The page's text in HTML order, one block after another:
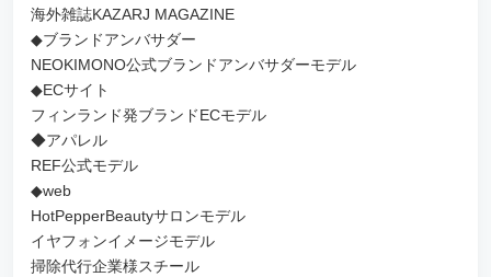
海外雑誌KAZARJ MAGAZINE
◆ブランドアンバサダー
NEOKIMONO公式ブランドアンバサダーモデル
◆ECサイト
フィンランド発ブランドECモデル
◆アパレル
REF公式モデル
◆web
HotPepperBeautyサロンモデル
イヤフォンイメージモデル
掃除代行企業様スチール